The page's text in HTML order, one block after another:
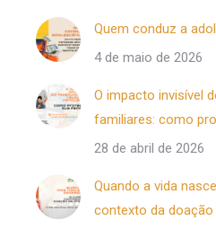
Quem conduz a
4 de maio de 2026
O impacto invisível
familiares: como
28 de abril de 2026
Quando a vida
contexto da